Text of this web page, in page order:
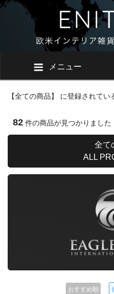
メニュー
【全ての商品】 に登録されてい
82 件の商品が見つかりました
全て
ALL
おすすめ順